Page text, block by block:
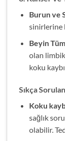
Burun ve
sinirlerine
Beyin
olan
koku
Sıkça
Koku
sağlık
olabilir.